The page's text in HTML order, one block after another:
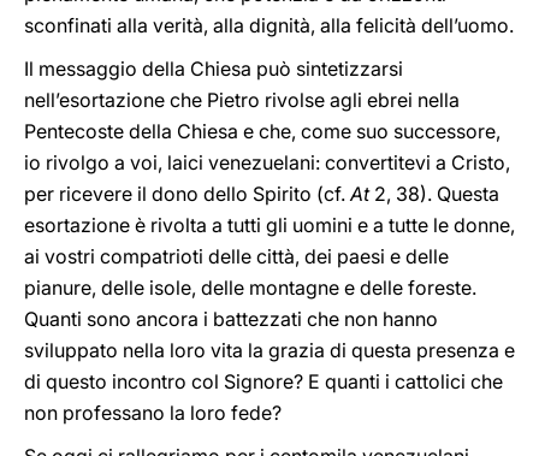
sconfinati alla verità, alla dignità, alla felicità dell’uomo.
Il messaggio della Chiesa può sintetizzarsi
nell’esortazione che Pietro rivolse agli ebrei nella
Pentecoste della Chiesa e che, come suo successore,
io rivolgo a voi, laici venezuelani: convertitevi a Cristo,
per ricevere il dono dello Spirito (cf.At2, 38). Questa
esortazione è rivolta a tutti gli uomini e a tutte le donne,
ai vostri compatrioti delle città, dei paesi e delle
pianure, delle isole, delle montagne e delle foreste.
Quanti sono ancora i battezzati che non hanno
sviluppato nella loro vita la grazia di questa presenza e
di questo incontro col Signore? E quanti i cattolici che
non professano la loro fede?